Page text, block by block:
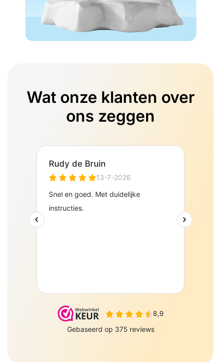
Wat onze klanten over
ons zeggen